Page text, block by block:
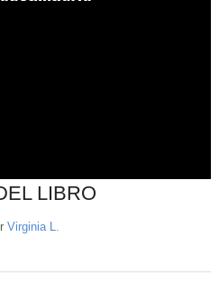
LIBRO
Virginia L.